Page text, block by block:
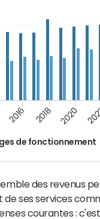
de fonctionnement
2016 2018 2020
des revenus
ses services
courantes :